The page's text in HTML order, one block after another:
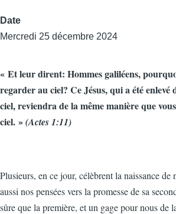
Date
Mercredi 25 décembre 2024
« Et leur dirent: Hommes galiléens,
regarder au ciel? Ce Jésus, qui a été enlevé
ciel, reviendra de la même manière que
ciel. »(Actes 1:11)
Plusieurs, en ce jour, célèbrent la naissance de
aussi nos pensées vers la promesse de sa
sûre que la première, et un gage pour nous de